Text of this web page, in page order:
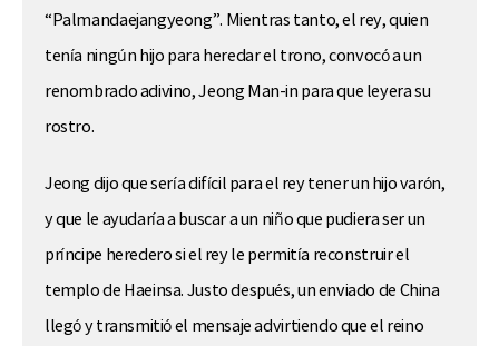
“Palmandaejangyeong”. Mientras tanto, el rey, quien
tenía ningún hijo para heredar el trono, convocó a un
renombrado adivino, Jeong Man-in para que leyera su
rostro.
Jeong dijo que sería difícil para el rey tener un hijo varón,
y que le ayudaría a buscar a un niño que pudiera ser un
príncipe heredero si el rey le permitía reconstruir el
templo de Haeinsa. Justo después, un enviado de China
llegó y transmitió el mensaje advirtiendo que el reino